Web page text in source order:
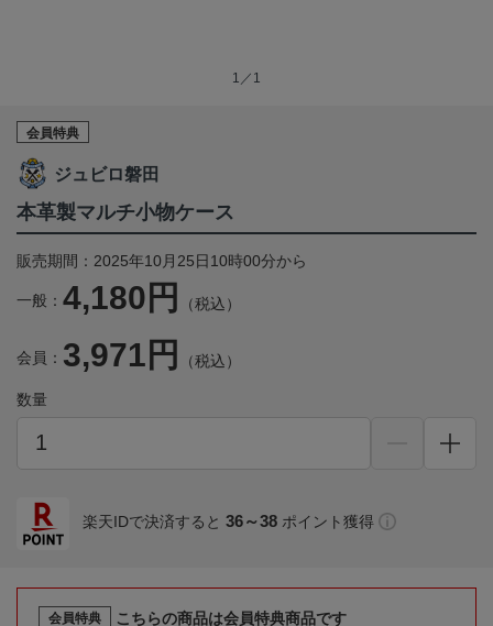
1／1
会員特典
ジュビロ磐田
本革製マルチ小物ケース
販売期間：2025年10月25日10時00分から
一般： 4,180円 （税込）
会員： 3,971円 （税込）
数量
楽天IDで決済すると 36～38 ポイント獲得
会員特典
こちらの商品は会員特典商品です